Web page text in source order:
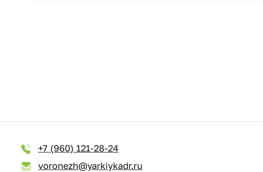
+7 (960) 121-28-24
voronezh@yarkiykadr.ru